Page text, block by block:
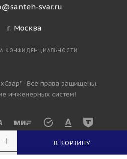
В КОРЗИНУ
svar.ru
г. Москва
КОНФИДЕНЦИАЛЬНОСТИ
- Все права защищены.
инженерных систем!